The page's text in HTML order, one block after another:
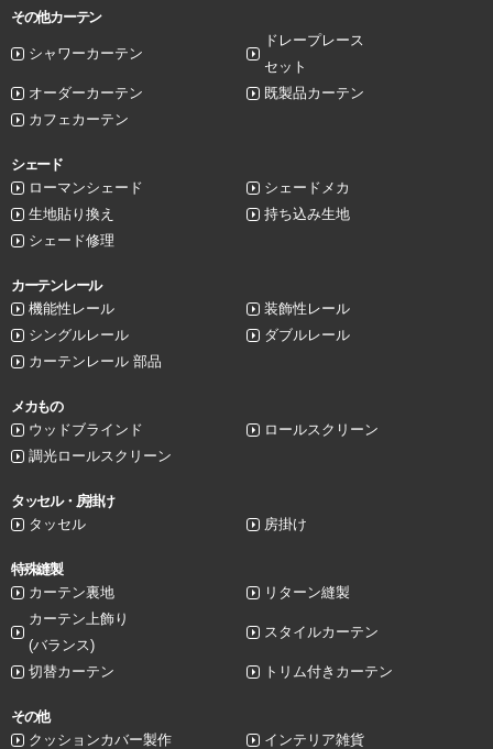
その他カーテン
シャワーカーテン
ドレープレース
セット
オーダーカーテン
既製品カーテン
カフェカーテン
シェード
ローマンシェード
シェードメカ
生地貼り換え
持ち込み生地
シェード修理
カーテンレール
機能性レール
装飾性レール
シングルレール
ダブルレール
カーテンレール 部品
メカもの
ウッドブラインド
ロールスクリーン
調光ロールスクリーン
タッセル・房掛け
タッセル
房掛け
特殊縫製
カーテン裏地
リターン縫製
カーテン上飾り
(バランス)
スタイルカーテン
切替カーテン トリム付きカーテン
その他
クッションカバー製作
インテリア雑貨